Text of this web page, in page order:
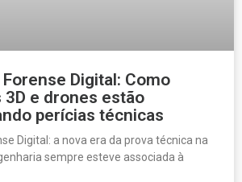
Digital: Como
e drones estão
perícias técnicas
Digital: a nova era da prova técnica na
sempre esteve associada à